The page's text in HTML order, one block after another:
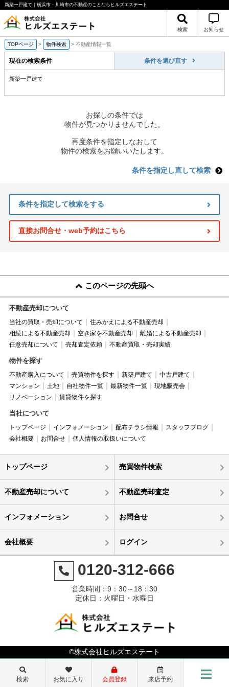
新築一戸建て｜横浜市・川崎市の不動産のことならヒルズエステート
検索 お知らせ
TOPページ > 物件検索 > 不動産情報一覧
現在の検索条件 条件を選び直す
新築一戸建て
お探しの条件では
物件が見つかりませんでした。
再度条件を指定しなおして
物件の検索をお願いいたします。
条件を指定し直して検索
条件を指定して検索をする
直接お問合せ・web予約はこちら
このページの先頭へ
不動産売却について
当社の買取・売却について
住みかえによる不動産売却
相続による不動産売却
空き家を不動産売却
離婚による不動産売却
任意売却について
売却査定依頼 不動産買取・売却実績
物件を探す
不動産購入について 売買物件を探す 新築戸建て
中古戸建て
マンション
土地 自社物件一覧 最新物件一覧
現地販売会
リノベーション
賃貸物件を探す
当社について
トップページ インフォメーション 配布チラシ情報
スタッフブログ
会社概要
お問合せ 個人情報の取扱いについて
トップページ 売買物件検索
不動産売却について 不動産売却査定
インフォメーション お問合せ
会社概要 ログイン
0120-312-666
営業時間：9：30～18：30
定休日：火曜日・水曜日
©株式会社ヒルズエステート
検索 お気に入り 会員登録 来店予約